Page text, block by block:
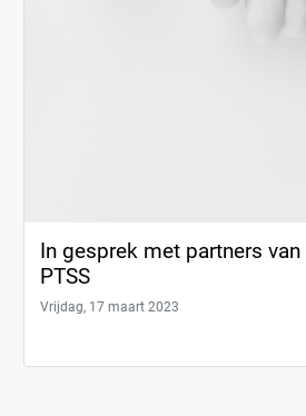
In gesprek met partners
PTSS
Vrijdag, 17 maart 2023